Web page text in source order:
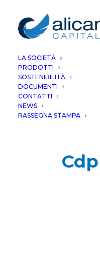
LA SOCIETÀ
PRODOTTI
SOSTENIBILITÀ
DOCUMENTI
CONTATTI
NEWS
RASSEGNA STAMPA